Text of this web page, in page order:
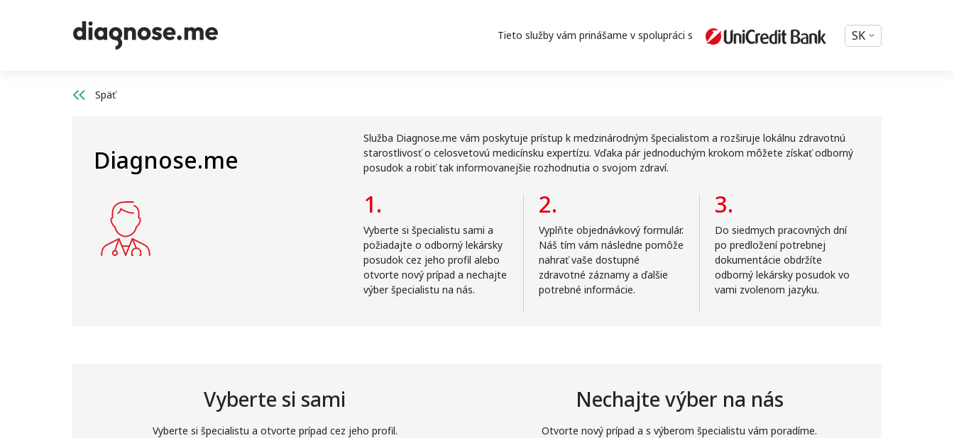
SK
Tieto služby vám prinášame v spolupráci s
Späť
Diagnose.me
Služba Diagnose.me vám poskytuje prístup k medzinárodným špecialistom a rozširuje lokálnu zdravotnú
starostlivosť o celosvetovú medicínsku expertízu. Vďaka pár jednoduchým krokom môžete získať odborný
posudok a robiť tak informovanejšie rozhodnutia o svojom zdraví.
1.
Vyberte si špecialistu sami a
požiadajte o odborný lekársky
posudok cez jeho profil alebo
otvorte nový prípad a nechajte
výber špecialistu na nás.
2.
Vyplňte objednávkový formulár.
Náš tím vám následne pomôže
nahrať vaše dostupné
zdravotné záznamy a ďalšie
potrebné informácie.
3.
Do siedmych pracovných dní
po predložení potrebnej
dokumentácie obdržíte
odborný lekársky posudok vo
vami zvolenom jazyku.
Vyberte si sami
Vyberte si špecialistu a otvorte prípad cez jeho profil.
Nechajte výber na nás
Otvorte nový prípad a s výberom špecialistu vám poradíme.